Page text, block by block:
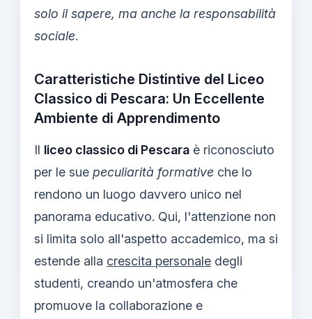
solo il sapere, ma anche la responsabilità
sociale.
Caratteristiche Distintive del Liceo
Classico di Pescara: Un Eccellente
Ambiente di Apprendimento
Il liceo classico di Pescara è riconosciuto
per le sue peculiarità formative che lo
rendono un luogo davvero unico nel
panorama educativo. Qui, l'attenzione non
si limita solo all'aspetto accademico, ma si
estende alla crescita personale degli
studenti, creando un'atmosfera che
promuove la collaborazione e